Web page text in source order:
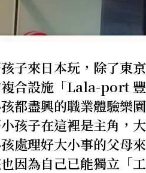
子來日本玩，除了東
合設施「Lala-port
孩都盡興的職業體驗樂
孩子在這裡是主角，
處理好大小事的父母
因為自己已能獨立「